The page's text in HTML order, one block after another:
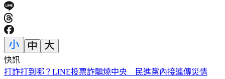
快訊
網紅肥大叔離世！醫曝「油煙致癌」：做1頓飯=吸2包菸